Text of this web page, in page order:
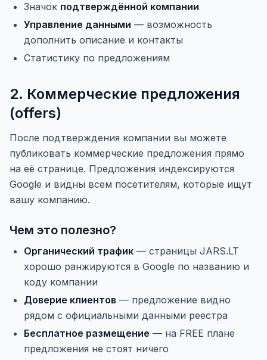
Значок подтверждённой компании
Управление данными — возможность
дополнить описание и контакты
Статистику по предложениям
2. Коммерческие предложения
(offers)
После подтверждения компании вы можете
публиковать коммерческие предложения прямо
на её странице. Предложения индексируются
Google и видны всем посетителям, которые ищут
вашу компанию.
Чем это полезно?
Органический трафик — страницы JARS.LT
хорошо ранжируются в Google по названию и
коду компании
Доверие клиентов — предложение видно
рядом с официальными данными реестра
Бесплатное размещение — на FREE плане
предложения не стоят ничего